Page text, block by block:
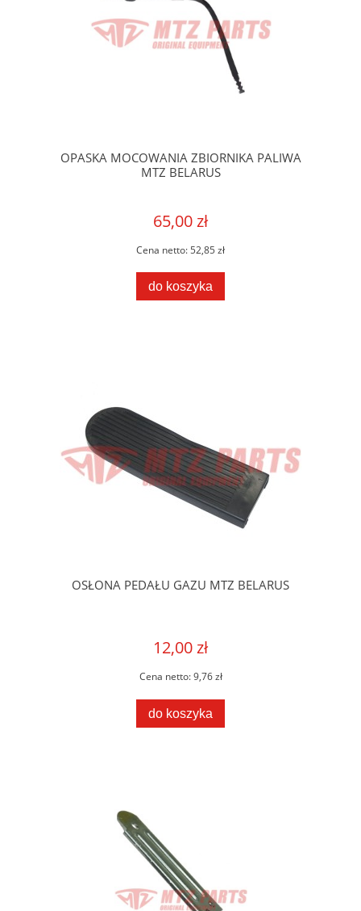
OPASKA MOCOWANIA ZBIORNIKA PALIWA
MTZ BELARUS
65,00 zł
Cena netto:52,85 zł
do koszyka
OSŁONA PEDAŁU GAZU MTZ BELARUS
12,00 zł
Cena netto:9,76 zł
do koszyka